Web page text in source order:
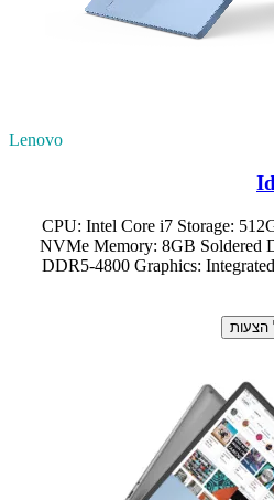
Lenovo
CPU: Intel Core i7 Storage:
NVMe Memory: 8GB Soldered
DDR5-4800 Graphics:
הצעות